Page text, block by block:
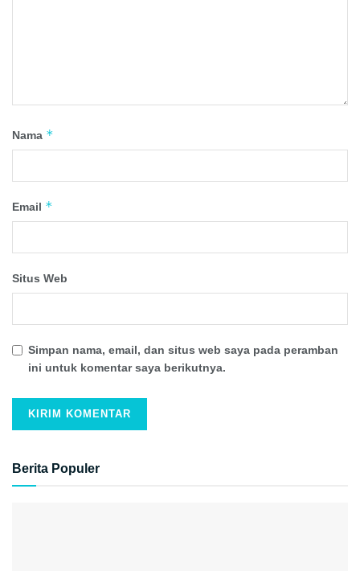
Nama *
Email *
Situs Web
Simpan nama, email, dan situs web saya pada peramban
ini untuk komentar saya berikutnya.
Berita Populer